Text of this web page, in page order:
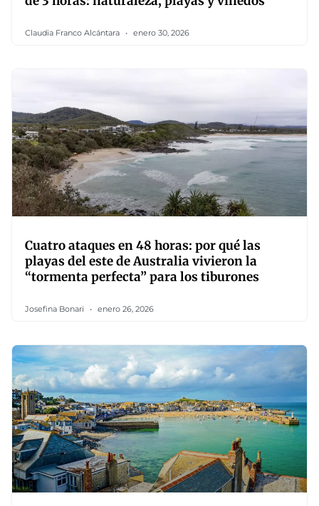
Claudia Franco Alcántara enero 30, 2026
Cuatro ataques en 48 horas: por qué las
playas del este de Australia vivieron la
“tormenta perfecta” para los tiburones
Josefina Bonari enero 26, 2026